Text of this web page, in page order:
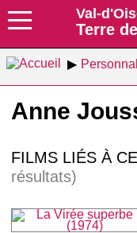
Val-
Terre
Anne
FILMS LIÉS À
résultats)